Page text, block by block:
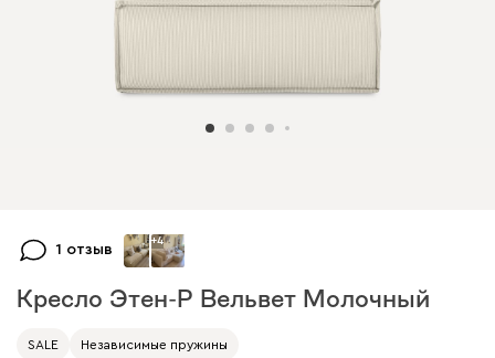
1 отзыв
+4
Кресло Этен-Р Вельвет Молочный
SALE Независимые пружины